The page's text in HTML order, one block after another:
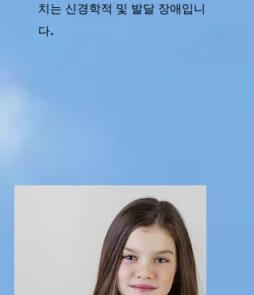
치는 신경학적 및 발달 장애입니
다.